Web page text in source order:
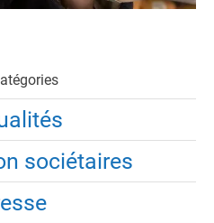
sociétaires